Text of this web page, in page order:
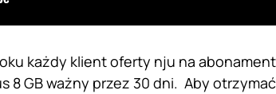
każdy klient oferty nju na
8 GB ważny przez 30 dni. Aby